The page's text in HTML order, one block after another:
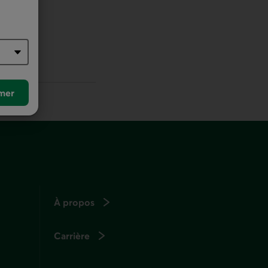
À propos
Carrière